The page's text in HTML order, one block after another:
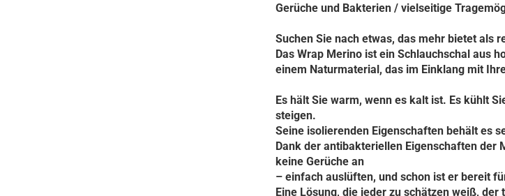
Gerüche und Bakterien / vielseitige
Suchen Sie nach etwas, das mehr bietet als
Das Wrap Merino ist ein Schlauchschal aus
einem Naturmaterial, das im Einklang mit
Es hält Sie warm, wenn es kalt ist. Es kühlt
steigen.
Seine isolierenden Eigenschaften behält es
Dank der antibakteriellen Eigenschaften der
keine Gerüche an
– einfach auslüften, und schon ist er bereit
Eine Lösung, die jeder zu schätzen weiß,